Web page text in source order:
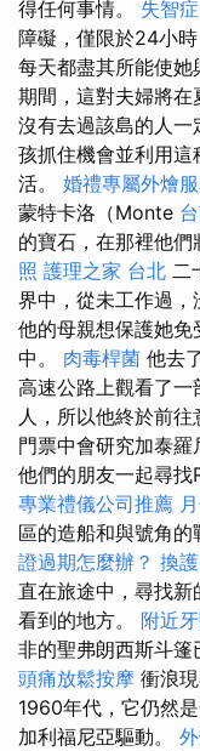
得任何事情。 失智症
障礙，僅限於24小時
每天都盡其所能使她
期間，這對夫婦將
沒有去過該島的人
孩抓住機會並利用
活。 婚禮專屬外燴
蒙特卡洛（Monte
的寶石，在那裡他們
照 護理之家 台北 二
界中，從未工作過，
他的母親想保護她
中。 肉毒桿菌 他去
高速公路上觀看了
人，所以他終於前往
門票中會研究加泰
他們的朋友一起尋找
專業禮儀公司推薦
區的造船和與號角的
證過期怎麼辦？ 換
直在旅途中，尋找
看到的地方。 附近
非的聖弗朗西斯斗篷
頭痛放鬆按摩 衝浪
1960年代，它仍然
加利福尼亞驅動。